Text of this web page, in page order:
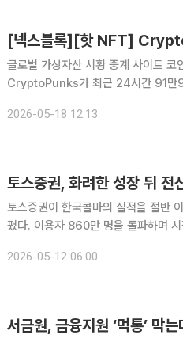
글로벌 가상자산 시황 중계 사이트
CryptoPunks가 최근 24시간 91만
거래량 25만9077달러를 기록하며
2026-05-18 12:13
토스증권, 화려한 성장 뒤 전
토스증권이 한국콜마의 실적을 절반
폈다. 이용자 860만 명을 돌파하며
토스증권은 8일 한국콜마의 1분기
2026-05-12 06:00
서금원, 금융지원 ‘먹통’ 막